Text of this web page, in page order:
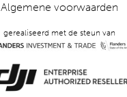
Algemene voorwaarden
gerealiseerd met de steun van